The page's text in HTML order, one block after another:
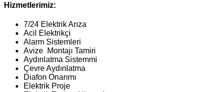
Hizmetlerimiz:
7/24 Elektrik Arıza
Acil Elektrikçi
Alarm Sistemleri
Avize Montajı Tamiri
Aydınlatma Sistemmi
Çevre Aydınlatma
Diafon Onarımı
Elektrik Proje